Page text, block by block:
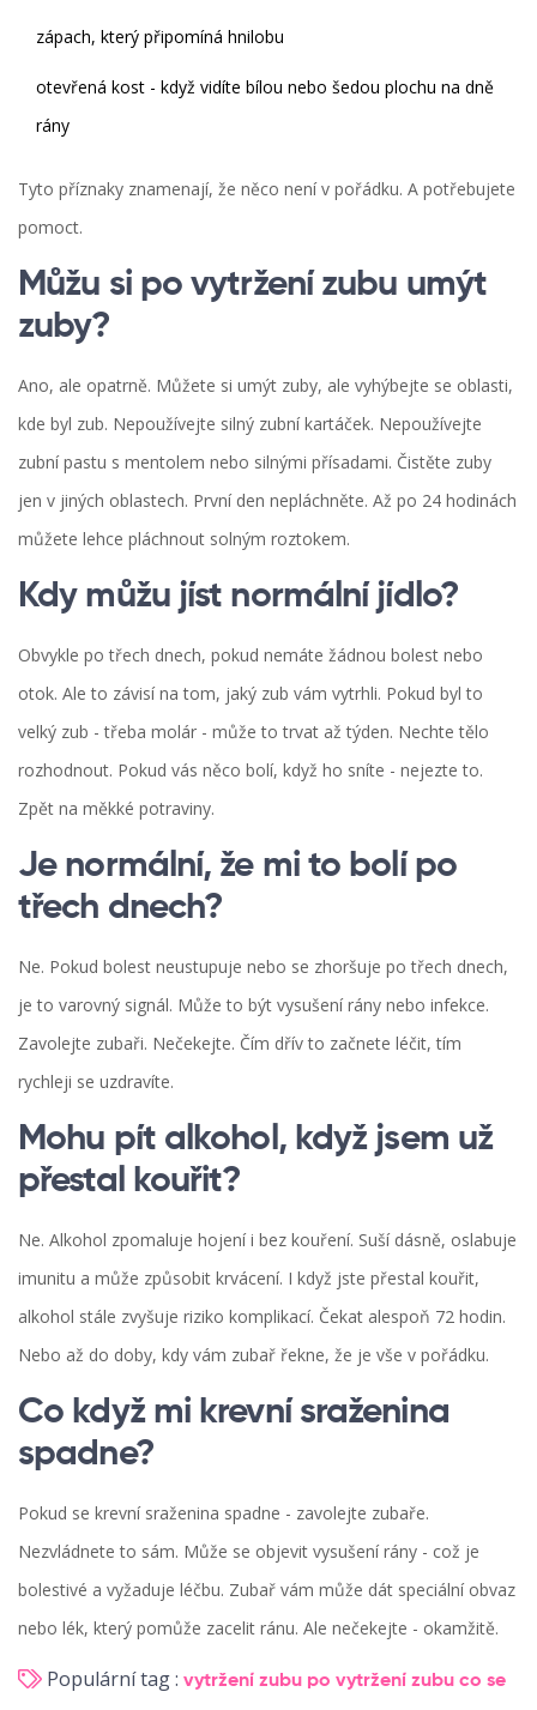
zápach, který připomíná hnilobu
otevřená kost - když vidíte bílou nebo šedou plochu na dně
rány
Tyto příznaky znamenají, že něco není v pořádku. A potřebujete
pomoct.
Můžu si po vytržení zubu umýt
zuby?
Ano, ale opatrně. Můžete si umýt zuby, ale vyhýbejte se oblasti,
kde byl zub. Nepoužívejte silný zubní kartáček. Nepoužívejte
zubní pastu s mentolem nebo silnými přísadami. Čistěte zuby
jen v jiných oblastech. První den nepláchněte. Až po 24 hodinách
můžete lehce pláchnout solným roztokem.
Kdy můžu jíst normální jídlo?
Obvykle po třech dnech, pokud nemáte žádnou bolest nebo
otok. Ale to závisí na tom, jaký zub vám vytrhli. Pokud byl to
velký zub - třeba molár - může to trvat až týden. Nechte tělo
rozhodnout. Pokud vás něco bolí, když ho sníte - nejezte to.
Zpět na měkké potraviny.
Je normální, že mi to bolí po
třech dnech?
Ne. Pokud bolest neustupuje nebo se zhoršuje po třech dnech,
je to varovný signál. Může to být vysušení rány nebo infekce.
Zavolejte zubaři. Nečekejte. Čím dřív to začnete léčit, tím
rychleji se uzdravíte.
Mohu pít alkohol, když jsem už
přestal kouřit?
Ne. Alkohol zpomaluje hojení i bez kouření. Suší dásně, oslabuje
imunitu a může způsobit krvácení. I když jste přestal kouřit,
alkohol stále zvyšuje riziko komplikací. Čekat alespoň 72 hodin.
Nebo až do doby, kdy vám zubař řekne, že je vše v pořádku.
Co když mi krevní sraženina
spadne?
Pokud se krevní sraženina spadne - zavolejte zubaře.
Nezvládnete to sám. Může se objevit vysušení rány - což je
bolestivé a vyžaduje léčbu. Zubař vám může dát speciální obvaz
nebo lék, který pomůže zacelit ránu. Ale nečekejte - okamžitě.
Populární tag : vytržení zubu po vytržení zubu co se